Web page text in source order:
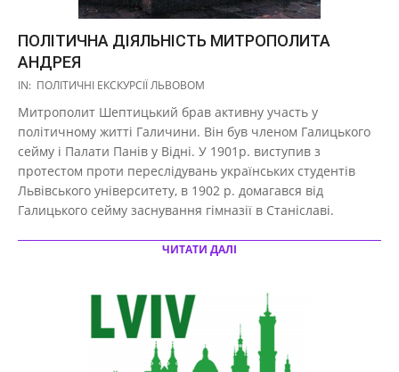
ПОЛІТИЧНА ДІЯЛЬНІСТЬ МИТРОПОЛИТА
АНДРЕЯ
2017-
27
IN: ПОЛІТИЧНІ ЕКСКУРСІЇ ЛЬВОВОМ
Митрополит Шептицький брав активну участь у
політичному житті Галичини. Він був членом Галицького
сейму і Палати Панів у Відні. У 1901р. виступив з
протестом проти переслідувань українських студентів
Львівського університету, в 1902 р. домагався від
Галицького сейму заснування гімназії в Станіславі.
ЧИТАТИ ДАЛІ